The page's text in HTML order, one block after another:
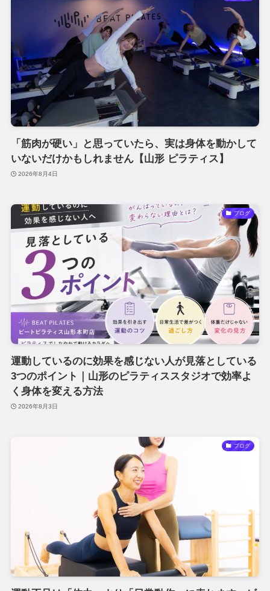
「筋肉が硬い」と思っていたら、実は身体を動かして
いないだけかもしれません【山形 ピラティス】
2026年8月4日
ブログ
運動しているのに効果を感じない人が見落としている
3つのポイント｜山形のピラティススタジオで効率よ
く身体を変える方法
2026年8月3日
ブログ